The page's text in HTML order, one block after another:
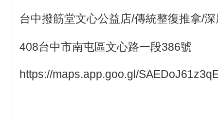
台中撥筋堂文心公益店/傳統整復推拿/
408台中市南屯區文心路一段386號
https://maps.app.goo.gl/